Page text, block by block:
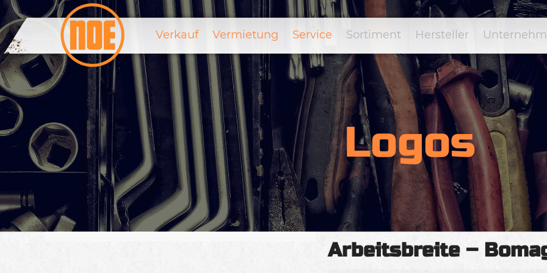
Verkauf Vermietung Service Sortiment Hersteller
Logos
Arbeitsbreite –